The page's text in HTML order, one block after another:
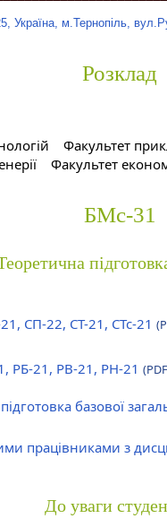
Україна, м.Тернопіль,
Розклад
Факультет
Факультет
БМс-31
СП-22, СТ-21, СТс-21
РБ-21, РВ-21, РН-21
базової
працівниками з
До уваги